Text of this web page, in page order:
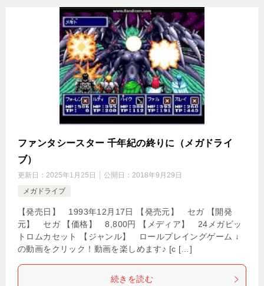
ファンタシースター 千年紀の終りに（メガドライ
ブ）
更新日： 2025年1月25日 公開日： 2018年9月29日
メガドライブ
【発売日】 1993年12月17日 【発売元】 セガ 【開発
元】 セガ 【価格】 8,800円 【メディア】 24メガビッ
トロムカセット 【ジャンル】 ロールプレイングゲーム ↓
の動画をクリック！動画を楽しめます♪ [c […]
続きを読む